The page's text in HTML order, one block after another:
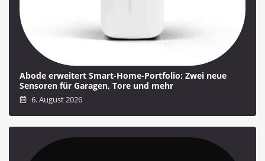
Abode erweitert Smart-Home-Portfolio: Zwei neue
Sensoren für Garagen, Tore und mehr
6. August 2026